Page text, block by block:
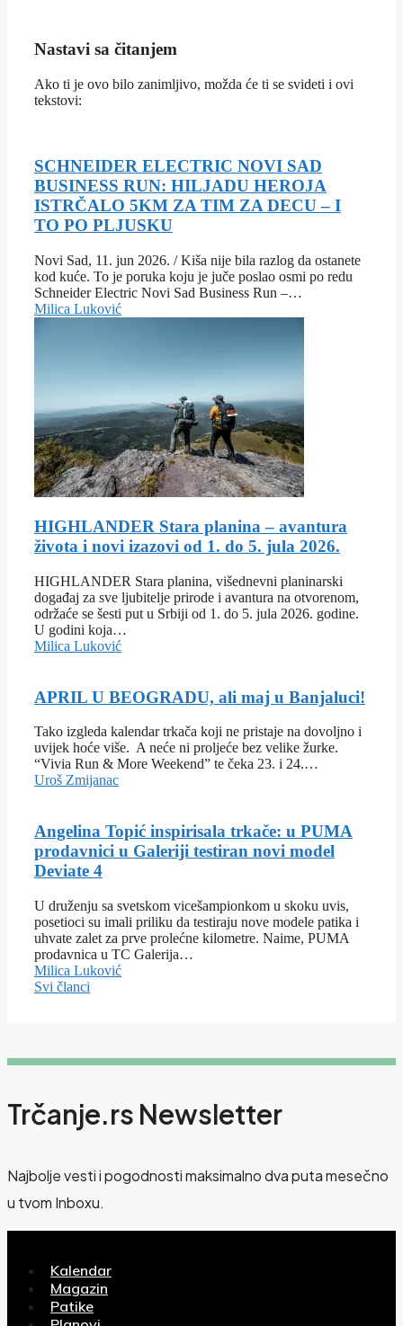
Nastavi sa čitanjem
Ako ti je ovo bilo zanimljivo, možda će ti se svideti i ovi
tekstovi:
SCHNEIDER ELECTRIC NOVI SAD
BUSINESS RUN: HILJADU HEROJA
ISTRČALO 5KM ZA TIM ZA DECU – I
TO PO PLJUSKU
Novi Sad, 11. jun 2026. / Kiša nije bila razlog da ostanete
kod kuće. To je poruka koju je juče poslao osmi po redu
Schneider Electric Novi Sad Business Run –…
Milica Luković
HIGHLANDER Stara planina – avantura
života i novi izazovi od 1. do 5. jula 2026.
HIGHLANDER Stara planina, višednevni planinarski
događaj za sve ljubitelje prirode i avantura na otvorenom,
održaće se šesti put u Srbiji od 1. do 5. jula 2026. godine.
U godini koja…
Milica Luković
APRIL U BEOGRADU, ali maj u Banjaluci!
Tako izgleda kalendar trkača koji ne pristaje na dovoljno i
uvijek hoće više. A neće ni proljeće bez velike žurke.
“Vivia Run & More Weekend” te čeka 23. i 24.…
Uroš Zmijanac
Angelina Topić inspirisala trkače: u PUMA
prodavnici u Galeriji testiran novi model
Deviate 4
U druženju sa svetskom vicešampionkom u skoku uvis,
posetioci su imali priliku da testiraju nove modele patika i
uhvate zalet za prve prolećne kilometre. Naime, PUMA
prodavnica u TC Galerija…
Milica Luković
Svi članci
Trčanje.rs Newsletter
Najbolje vesti i pogodnosti maksimalno dva puta mesečno
u tvom Inboxu.
Kalendar
Magazin
Patike